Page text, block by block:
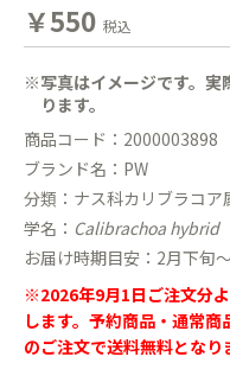
￥550 税込
※写真はイメージです。実
ります。
商品コード：2000003898
ブランド名：PW
分類：ナス科カリブラコア
学名： Calibrachoa hybrid
お届け時期目安：2月下旬
※2026年9月1日ご注文分
します。予約商品・通常
のご注文で送料無料となり